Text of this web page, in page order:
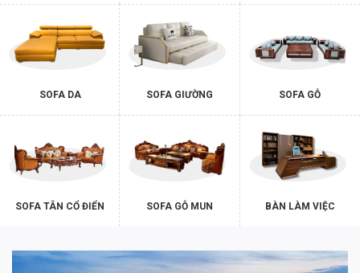
SOFA DA SOFA GIƯỜNG SOFA GỖ
SOFA TÂN CỔ ĐIỂN SOFA GỖ MUN BÀN LÀM VIỆC